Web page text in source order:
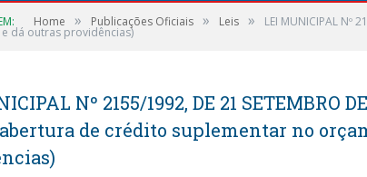
Home » Publicações Oficiais » Leis » LEI MUNICIPAL Nº
dá outras providências)
Nº 2155/1992, DE 21 SETEMBRO
de crédito suplementar no